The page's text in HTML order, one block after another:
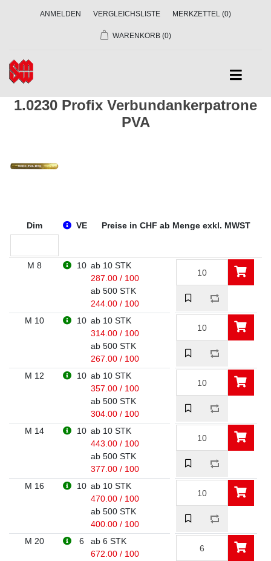
ANMELDEN VERGLEICHSLISTE MERKZETTEL (0)
WARENKORB (0)
1.0230 Profix Verbundankerpatrone
PVA
Dim VE Preise in CHF ab Menge exkl. MWST
M 8 10 ab 10 STK
287.00 / 100
ab 500 STK
244.00 / 100
M 10
10 ab 10 STK
314.00 / 100
ab 500 STK
267.00 / 100
M 12
10 ab 10 STK
357.00 / 100
ab 500 STK
304.00 / 100
M 14
10 ab 10 STK
443.00 / 100
ab 500 STK
377.00 / 100
M 16
10 ab 10 STK
470.00 / 100
ab 500 STK
400.00 / 100
M 20
6
ab 6 STK
672.00 / 100